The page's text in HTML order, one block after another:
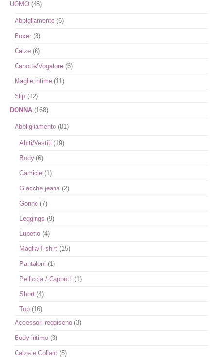
desideri
UOMO (48)
Abbigliamento (6)
Boxer (8)
Calze (6)
Canotte/Vogatore (6)
Maglie intime (11)
Slip (12)
DONNA (168)
Abbligliamento (81)
Abiti/Vestiti (19)
Body (6)
Camicie (1)
Giacche jeans (2)
Gonne (7)
Leggings (9)
Lupetto (4)
Maglia/T-shirt (15)
Pantaloni (1)
Pelliccia / Cappotti (1)
Short (4)
Top (16)
Accessori reggiseno (3)
Body intimo (3)
Calze e Collant (5)